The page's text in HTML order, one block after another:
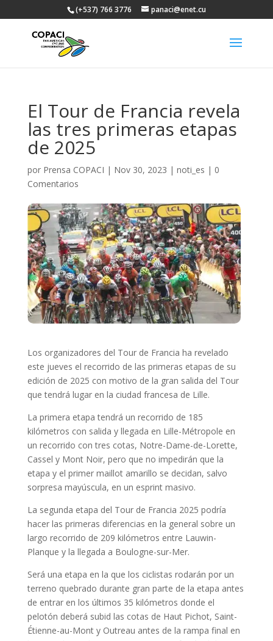
(+537) 766 3776 panaci@enet.cu
El Tour de Francia revela
las tres primeras etapas
de 2025
por Prensa COPACI | Nov 30, 2023 | noti_es | 0
Comentarios
Los organizadores del Tour de Francia ha revelado
este jueves el recorrido de las primeras etapas de su
edición de 2025 con motivo de la gran salida del Tour
que tendrá lugar en la ciudad francesa de Lille.
La primera etapa tendrá un recorrido de 185
kilómetros con salida y llegada en Lille-Métropole en
un recorrido con tres cotas, Notre-Dame-de-Lorette,
Cassel y Mont Noir, pero que no impedirán que la
etapa y el primer maillot amarillo se decidan, salvo
sorpresa mayúscula, en un esprint masivo.
La segunda etapa del Tour de Francia 2025 podría
hacer las primeras diferencias en la general sobre un
largo recorrido de 209 kilómetros entre Lauwin-
Planque y la llegada a Boulogne-sur-Mer.
Será una etapa en la que los ciclistas rodarán por un
terreno quebrado durante gran parte de la etapa antes
de entrar en los últimos 35 kilómetros donde el
pelotón deberá subid las cotas de Haut Pichot, Saint-
Étienne-au-Mont y Outreau antes de la rampa final en